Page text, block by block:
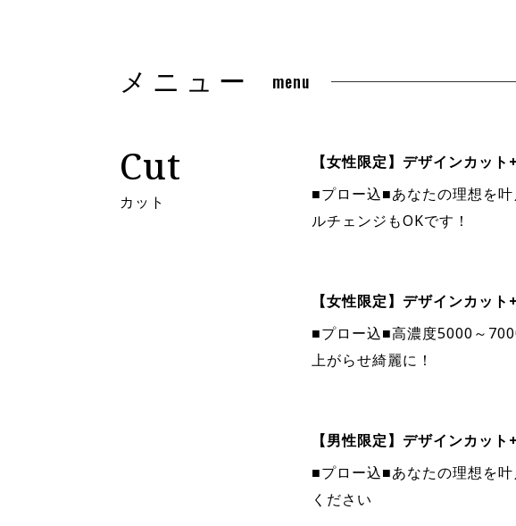
メニュー menu
Cut
カット
【女性限定】デザインカッ
■プロー込■あなたの理想を
ルチェンジもOKです！
【女性限定】デザインカッ
■プロー込■高濃度5000～
上がらせ綺麗に！
【男性限定】デザインカッ
■プロー込■あなたの理想を
ください